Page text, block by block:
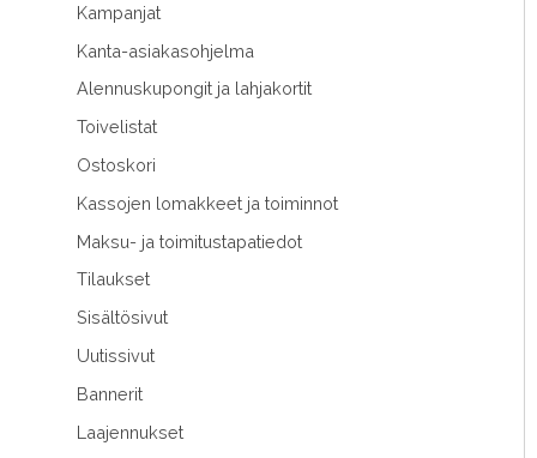
Kampanjat
Kanta-asiakasohjelma
Alennuskupongit ja lahjakortit
Toivelistat
Ostoskori
Kassojen lomakkeet ja toiminnot
Maksu- ja toimitustapatiedot
Tilaukset
Sisältösivut
Uutissivut
Bannerit
Laajennukset